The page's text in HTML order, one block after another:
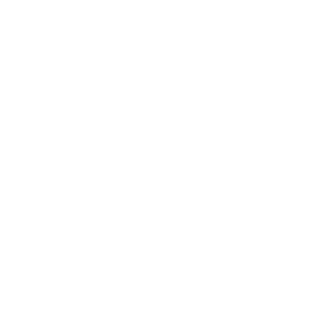
Vibração
de Alumínio por Vibração
Vibração
Vibração
Vibração
Peças por Vibração
de Tamboreamento
de Tamboreamento
de Tamboreamento
de Tamboreamento